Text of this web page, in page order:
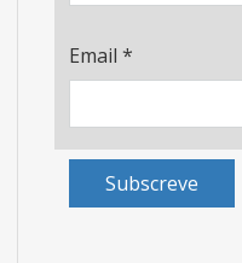
Email *
Subscreve